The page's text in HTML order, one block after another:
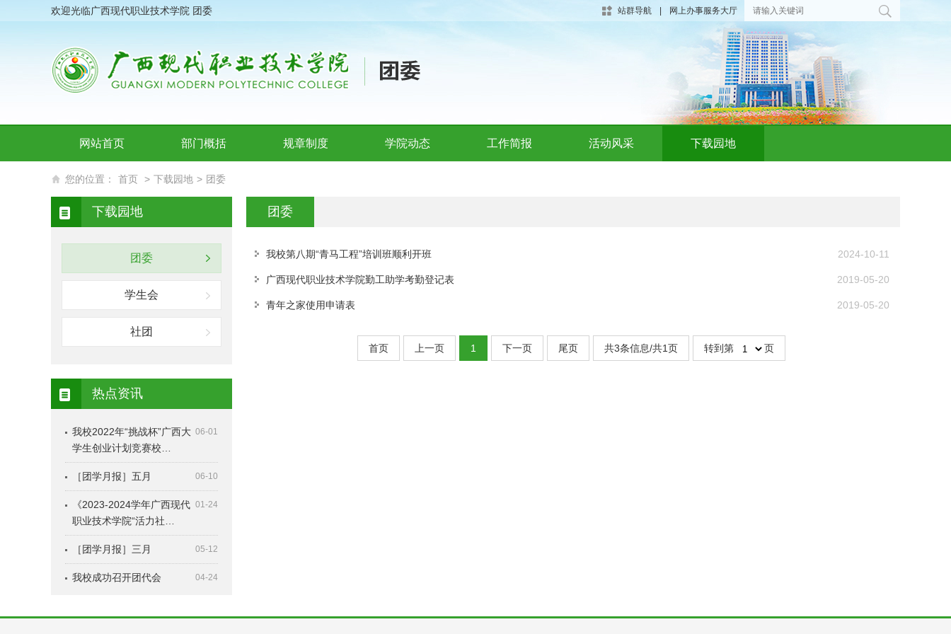
欢迎光临广西现代职业技术学院 团委 站群导航 网上办事服务大厅
网站首页 部门概括 规章制度 学院动态 工作简报 活动风采 下载园地
您的位置： 首页 > 下载园地 > 团委
下载园地
团委
学生会
社团
热点资讯
06-01
我校2022年“挑战杯”广西大
学生创业计划竞赛校…
06-10
［团学月报］五月
01-24
《2023-2024学年广西现代
职业技术学院“活力社…
05-12
［团学月报］三月
04-24
我校成功召开团代会
团委
2024-10-11
我校第八期“青马工程”培训班顺利开班
2019-05-20
广西现代职业技术学院勤工助学考勤登记表
2019-05-20
青年之家使用申请表
首页 上一页 1 下一页 尾页 共3条信息/共1页 转到第 页